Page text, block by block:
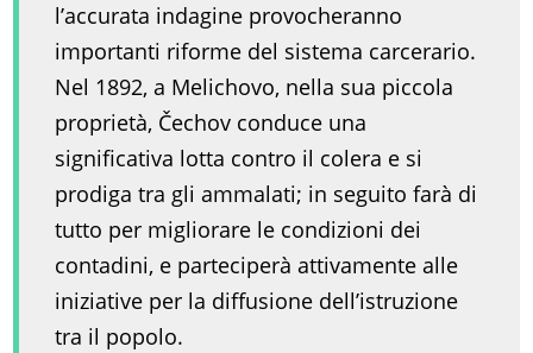
l’accurata indagine provocheranno
importanti riforme del sistema carcerario.
Nel 1892, a Melichovo, nella sua piccola
proprietà, Čechov conduce una
significativa lotta contro il colera e si
prodiga tra gli ammalati; in seguito farà di
tutto per migliorare le condizioni dei
contadini, e parteciperà attivamente alle
iniziative per la diffusione dell’istruzione
tra il popolo.